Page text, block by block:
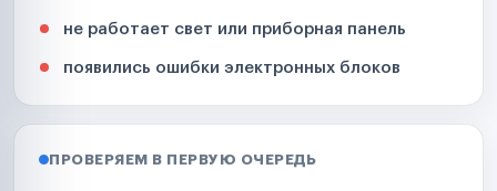
не работает свет или приборная панель
появились ошибки электронных блоков
ПРОВЕРЯЕМ В ПЕРВУЮ ОЧЕРЕДЬ